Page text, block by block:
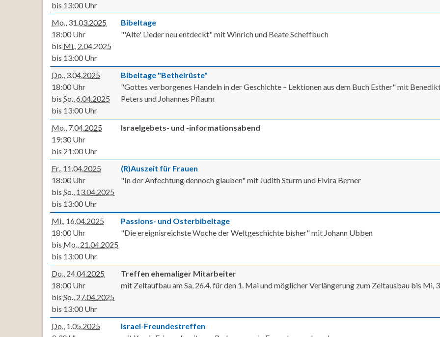
bis 13:00 Uhr
Mo., 31.03.2025
18:00 Uhr
bis Mi., 2.04.2025
bis 13:00 Uhr
Bibeltage
"'Alte' Lieder neu entdeckt" mit Winrich und Beate Scheffbuch
Do., 3.04.2025
18:00 Uhr
bis So., 6.04.2025
bis 13:00 Uhr
Bibeltage "Bethelrüste"
"Gottes verborgenes Handeln in der Geschichte – Lektionen aus dem Buch Esther" mit
Peters und Johannes Pflaum
Mo., 7.04.2025
19:30 Uhr
bis 21:00 Uhr
Israelgebets- und -informationsabend
Fr., 11.04.2025
18:00 Uhr
bis So., 13.04.2025
bis 13:00 Uhr
(R)Auszeit für Frauen
"In der Anfechtung dennoch glauben" mit Judith Sturm und Elvira Berner
Mi., 16.04.2025
18:00 Uhr
bis Mo., 21.04.2025
bis 13:00 Uhr
Passions- und Osterbibeltage
"Die ereignisreichste Woche der Weltgeschichte bisher" mit Johann Ubben
Do., 24.04.2025
18:00 Uhr
bis So., 27.04.2025
bis 13:00 Uhr
Treffen ehemaliger Mitarbeiter
mit Zeltaufbau am Sa, 26.4. für den 1. Mai und möglicher Verlängerung zum Zeltausbau bis Mi,
Do., 1.05.2025
Israel-Freundestreffen